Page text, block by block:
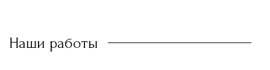
Наши работы